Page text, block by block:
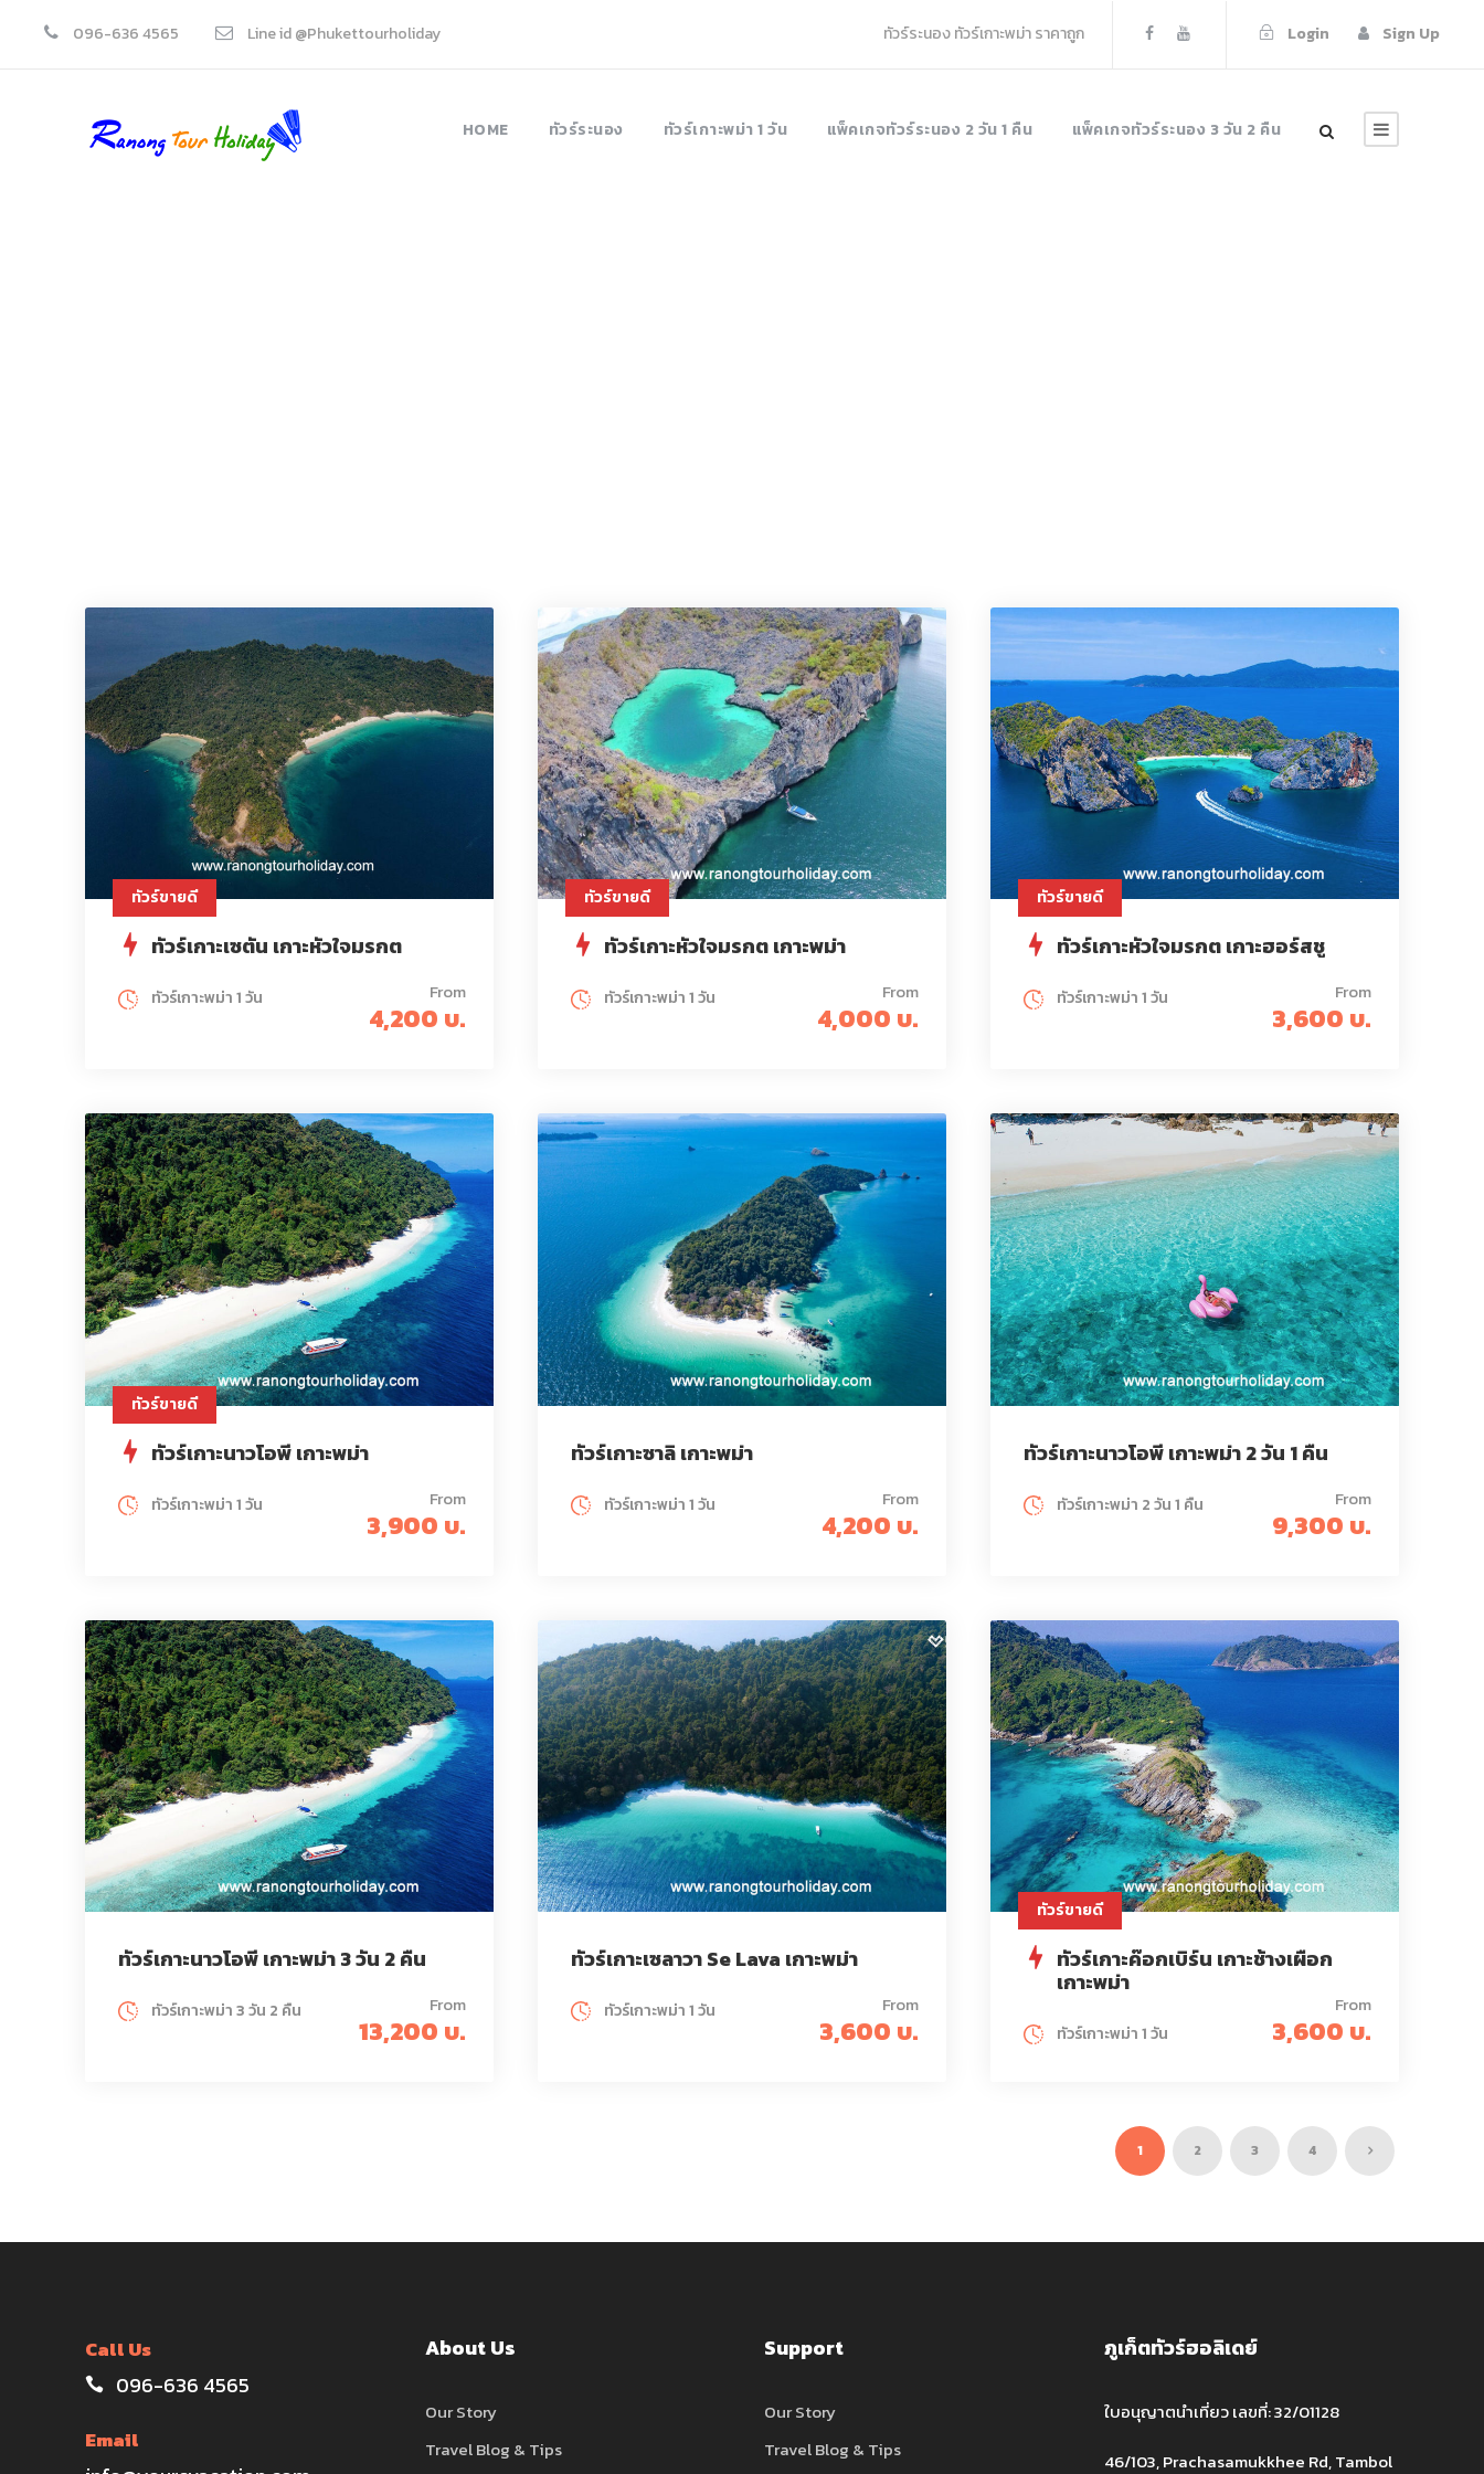
096-636 4565 Line id @Phukettourholiday ทัวร์ระนอง ทัวร์เกาะพม่า ราคาถูก Login Sign Up
HOME ทัวร์ระนอง ทัวร์เกาะพม่า 1 วัน แพ็คเกจทัวร์ระนอง 2 วัน 1 คืน แพ็คเกจทัวร์ระนอง 3 วัน 2 คืน
ทัวร์ขายดี
ทัวร์เกาะเซตัน เกาะหัวใจมรกต
From
4,200 บ.
ทัวร์เกาะพม่า 1 วัน
ทัวร์ขายดี
ทัวร์เกาะหัวใจมรกต เกาะพม่า
From
4,000 บ.
ทัวร์เกาะพม่า 1 วัน
ทัวร์ขายดี
ทัวร์เกาะหัวใจมรกต เกาะฮอร์สชู
From
3,600 บ.
ทัวร์เกาะพม่า 1 วัน
ทัวร์ขายดี
ทัวร์เกาะนาวโอพี เกาะพม่า
From
3,900 บ.
ทัวร์เกาะพม่า 1 วัน
ทัวร์เกาะซาลิ เกาะพม่า
From
4,200 บ.
ทัวร์เกาะพม่า 1 วัน
ทัวร์เกาะนาวโอพี เกาะพม่า 2 วัน 1 คืน
From
9,300 บ.
ทัวร์เกาะพม่า 2 วัน 1 คืน
ทัวร์เกาะนาวโอพี เกาะพม่า 3 วัน 2 คืน
From
13,200 บ.
ทัวร์เกาะพม่า 3 วัน 2 คืน
ทัวร์เกาะเซลาวา Se Lava เกาะพม่า
From
3,600 บ.
ทัวร์เกาะพม่า 1 วัน
ทัวร์ขายดี
ทัวร์เกาะค๊อกเบิร์น เกาะช้างเผือก
เกาะพม่า
From
3,600 บ.
ทัวร์เกาะพม่า 1 วัน
1 2 3 4
Call Us
096-636 4565
Email
About Us
Our Story
Travel Blog & Tips
Support
Our Story
Travel Blog & Tips
ภูเก็ตทัวร์ฮอลิเดย์
ใบอนุญาตนำเที่ยว เลขที่: 32/01128
46/103, Prachasamukkhee Rd, Tambol